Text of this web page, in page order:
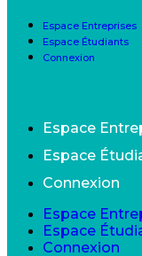
Espace Entreprises
Espace Étudiants
Connexion
Espace
Espace
Connexion
Espace
Espace
Connexion